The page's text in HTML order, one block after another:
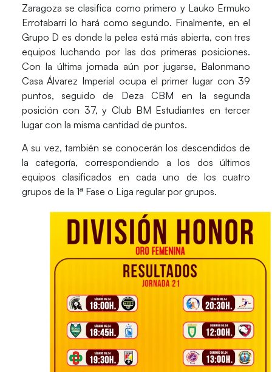
Zaragoza se clasifica como primero y Lauko Ermuko
Errotabarri lo hará como segundo. Finalmente, en el
Grupo D es donde la pelea está más abierta, con tres
equipos luchando por las dos primeras posiciones.
Con la última jornada aún por jugarse, Balonmano
Casa Álvarez Imperial ocupa el primer lugar con 39
puntos, seguido de Deza CBM en la segunda
posición con 37, y Club BM Estudiantes en tercer
lugar con la misma cantidad de puntos.
A su vez, también se conocerán los descendidos de
la categoría, correspondiendo a los dos últimos
equipos clasificados en cada uno de los cuatro
grupos de la 1ª Fase o Liga regular por grupos.